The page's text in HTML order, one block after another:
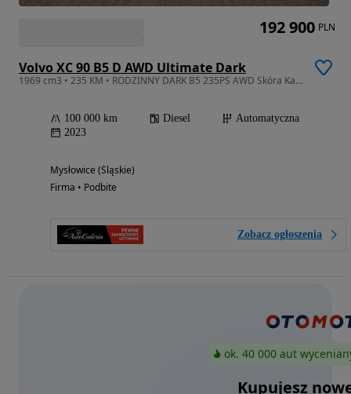
Volvo XC 90 B5 D AWD Ultimate Dark
1969 cm3 • 235 KM • RODZINNY DARK B5 235PS AWD Skóra Kamera Harman 7os Elektr Klapa
100 000 km Diesel
Automatyczna
2023
Mysłowice (Śląskie)
Firma • Podbite
Zobacz ogłoszenia
192 900 PLN
ok. 40 000 aut
Kupujesz